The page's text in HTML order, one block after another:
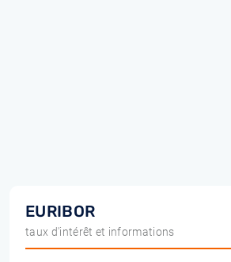
EURIBOR
taux d'intérêt et informations